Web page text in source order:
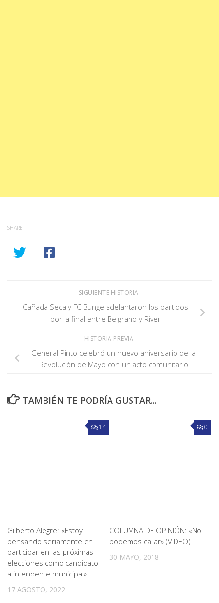
SHARE
SIGUIENTE HISTORIA
Cañada Seca y FC Bunge adelantaron los partidos
por la final entre Belgrano y River
HISTORIA PREVIA
General Pinto celebró un nuevo aniversario de la
Revolución de Mayo con un acto comunitario
TAMBIÉN TE PODRÍA GUSTAR...
14
Gilberto Alegre: «Estoy
pensando seriamente en
participar en las próximas
elecciones como candidato
a intendente municipal»
17 AGOSTO, 2022
0
COLUMNA DE OPINIÓN: «No
podemos callar» (VIDEO)
30 MAYO, 2018